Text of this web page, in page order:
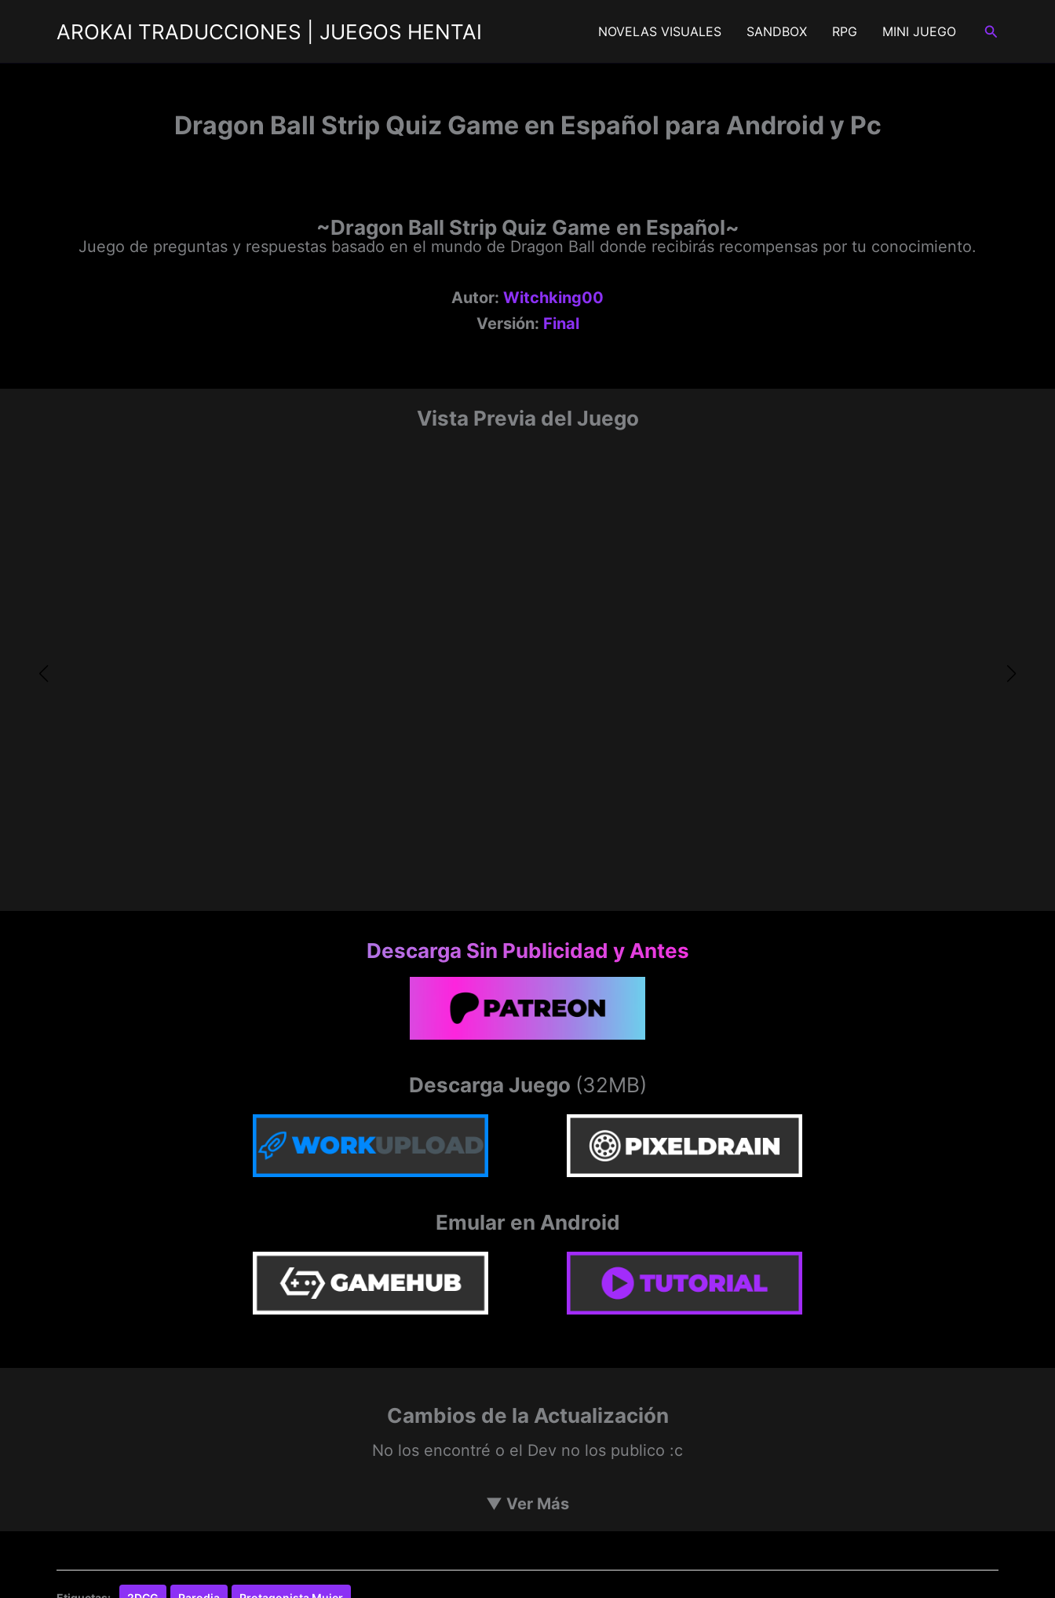
AROKAI TRADUCCIONES | JUEGOS HENTAI NOVELAS VISUALES SANDBOX RPG MINI JUEGO Buscar
Dragon Ball Strip Quiz Game en Español para Android y Pc
~Dragon Ball Strip Quiz Game en Español~
Juego de preguntas y respuestas basado en el mundo de Dragon Ball donde recibirás recompensas por tu conocimiento.
Autor: Witchking00
Versión: Final
Vista Previa del Juego
Descarga Sin Publicidad y Antes
Descarga Juego (32MB)
Emular en Android
Cambios de la Actualización
No los encontré o el Dev no los publico :c
▼ Ver Más